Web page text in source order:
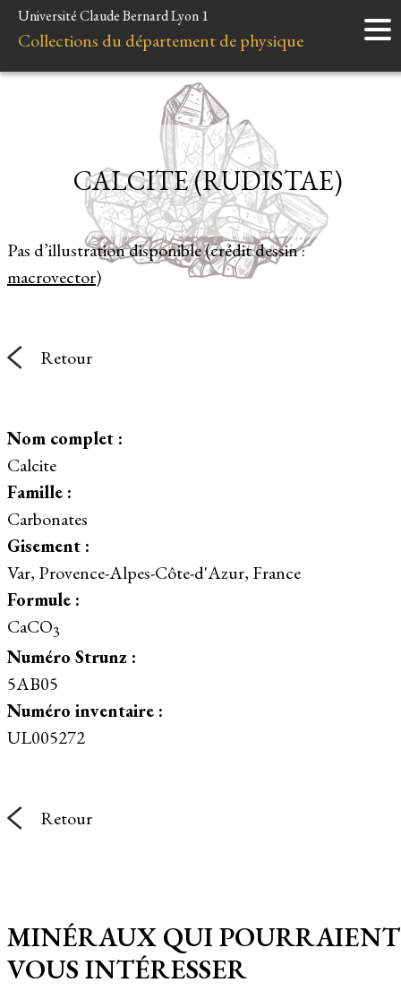
Accueil
Instruments
Liens et ressources
Université Claude Bernard Lyon 1
Collections du département de physique
Pas d’illustration disponible (crédit dessin :
macrovector)
CALCITE (RUDISTAE)
Retour
Nom complet :
Calcite
Famille :
Carbonates
Gisement :
Var, Provence-Alpes-Côte-d'Azur, France
Formule :
CaCO3
Numéro Strunz :
5AB05
Numéro inventaire :
UL005272
Retour
MINÉRAUX QUI POURRAIENT
VOUS INTÉRESSER